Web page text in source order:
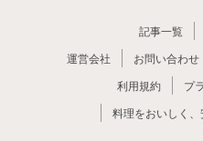
記事一覧
運営会社
お問い合わせ
利用規約
プ
料理をおいしく